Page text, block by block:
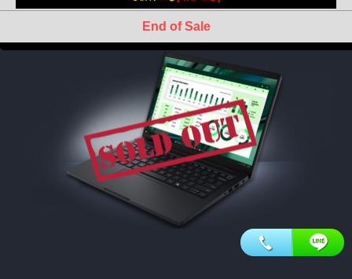
End of Sale